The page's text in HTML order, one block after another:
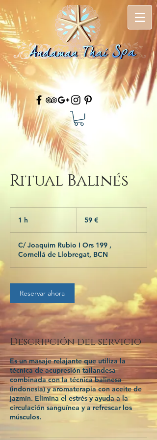
Ritual Balinés
1 h 59 €
C/ Joaquim Rubio I Ors 199 ,
Cornellá de Llobregat, BCN
Reservar ahora
Descripción del servicio
Es un masaje relajante que utiliza la
técnica de acupresión tailandesa
combinada con la técnica balinesa
(indonesia) y aromaterapia con aceite de
jazmín. Elimina el estrés y ayuda a la
circulación sanguínea y a refrescar los
músculos.